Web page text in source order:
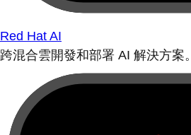
Red Hat AI
跨混合雲開發和部署 AI 解決方案。